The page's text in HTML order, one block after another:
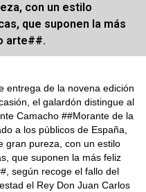
con un estilo
que suponen la más
arte##.
entrega de la novena edición
el galardón distingue al
Camacho ##Morante de la
a los públicos de España,
gran pureza, con un estilo
que suponen la más feliz
según recoge el fallo del
el Rey Don Juan Carlos